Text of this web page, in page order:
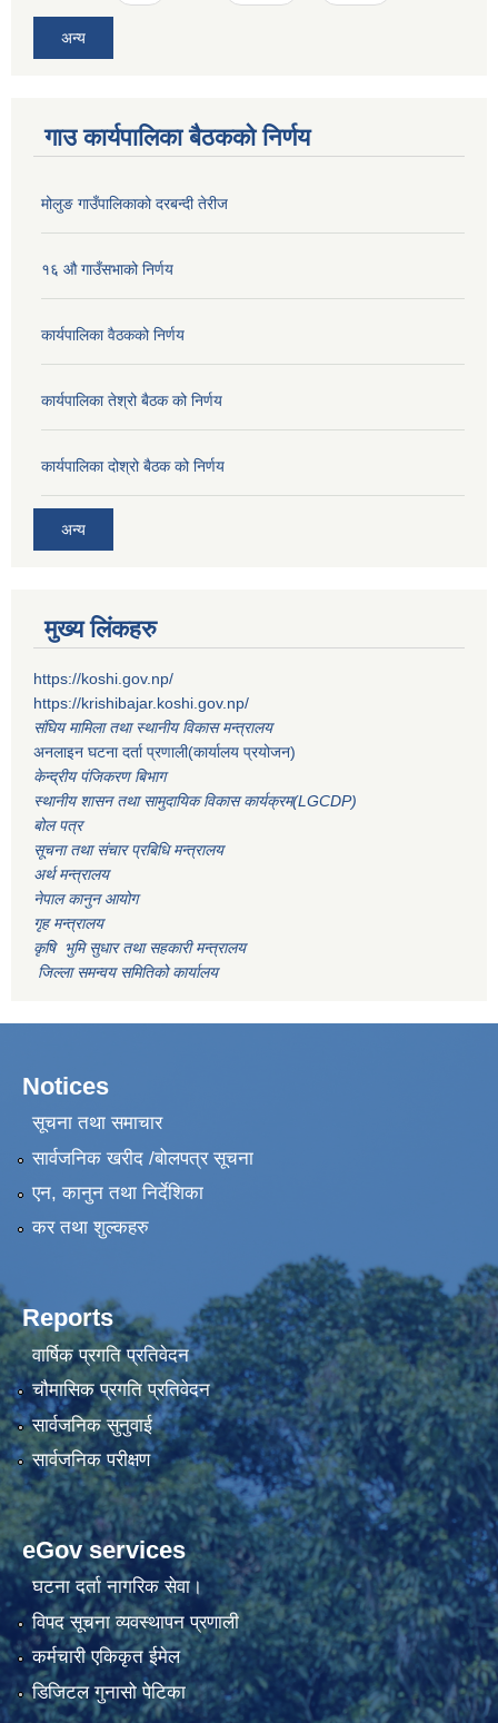
अन्य
गाउ कार्यपालिका बैठकको निर्णय
मोलुङ गाउँपालिकाको दरबन्दी तेरीज
१६ औ गाउँसभाको निर्णय
कार्यपालिका वैठकको निर्णय
कार्यपालिका तेश्रो बैठक को निर्णय
कार्यपालिका दोश्रो बैठक को निर्णय
अन्य
मुख्य लिंकहरु
https://koshi.gov.np/
https://krishibajar.koshi.gov.np/
संघिय मामिला तथा स्थानीय विकास मन्त्रालय
अनलाइन घटना दर्ता प्रणाली(कार्यालय प्रयोजन)
केन्द्रीय पंजिकरण बिभाग
स्थानीय शासन तथा सामुदायिक विकास कार्यक्रम(LGCDP)
बोल पत्र
सूचना तथा संचार प्रबिधि मन्त्रालय
अर्थ मन्त्रालय
नेपाल कानुन आयोग
गृह मन्त्रालय
कृषि भुमि सुधार तथा सहकारी मन्त्रालय
जिल्ला समन्वय समितिको कार्यालय
Notices
सूचना तथा समाचार
सार्वजनिक खरीद /बोलपत्र सूचना
एन, कानुन तथा निर्देशिका
कर तथा शुल्कहरु
Reports
वार्षिक प्रगति प्रतिवेदन
चौमासिक प्रगति प्रतिवेदन
सार्वजनिक सुनुवाई
सार्वजनिक परीक्षण
eGov services
घटना दर्ता नागरिक सेवा।
विपद सूचना व्यवस्थापन प्रणाली
कर्मचारी एकिकृत ईमेल
डिजिटल गुनासो पेटिका